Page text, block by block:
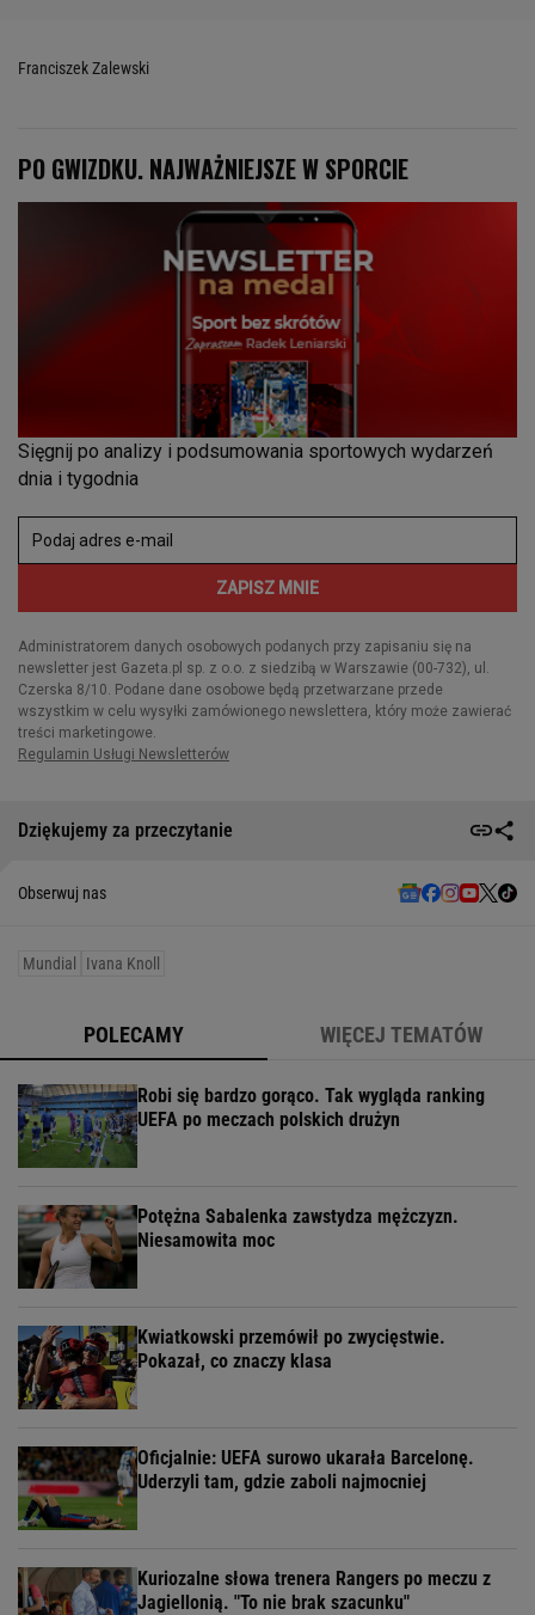
Franciszek Zalewski
Dziękujemy za przeczytanie
Obserwuj nas
Mundial Ivana Knoll
POLECAMY WIĘCEJ TEMATÓW
Robi się bardzo gorąco. Tak wygląda ranking
UEFA po meczach polskich drużyn
Potężna Sabalenka zawstydza mężczyzn.
Niesamowita moc
Kwiatkowski przemówił po zwycięstwie.
Pokazał, co znaczy klasa
Oficjalnie: UEFA surowo ukarała Barcelonę.
Uderzyli tam, gdzie zaboli najmocniej
Kuriozalne słowa trenera Rangers po meczu z
Jagiellonią. "To nie brak szacunku"